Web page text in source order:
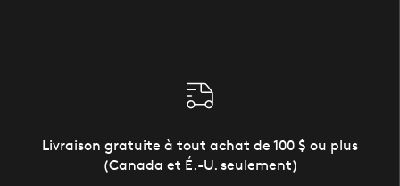
Livraison gratuite à tout achat de 100 $ ou plus
(Canada et É.-U. seulement)